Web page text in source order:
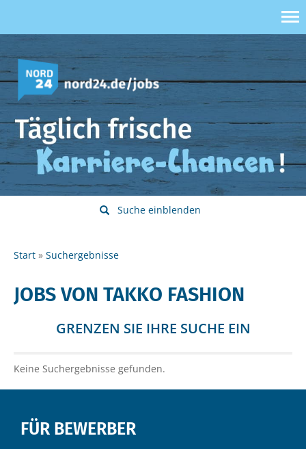
Suche einblenden
Start Suchergebnisse
JOBS VON TAKKO FASHION
GRENZEN SIE IHRE SUCHE EIN
Keine Suchergebnisse gefunden.
FÜR BEWERBER